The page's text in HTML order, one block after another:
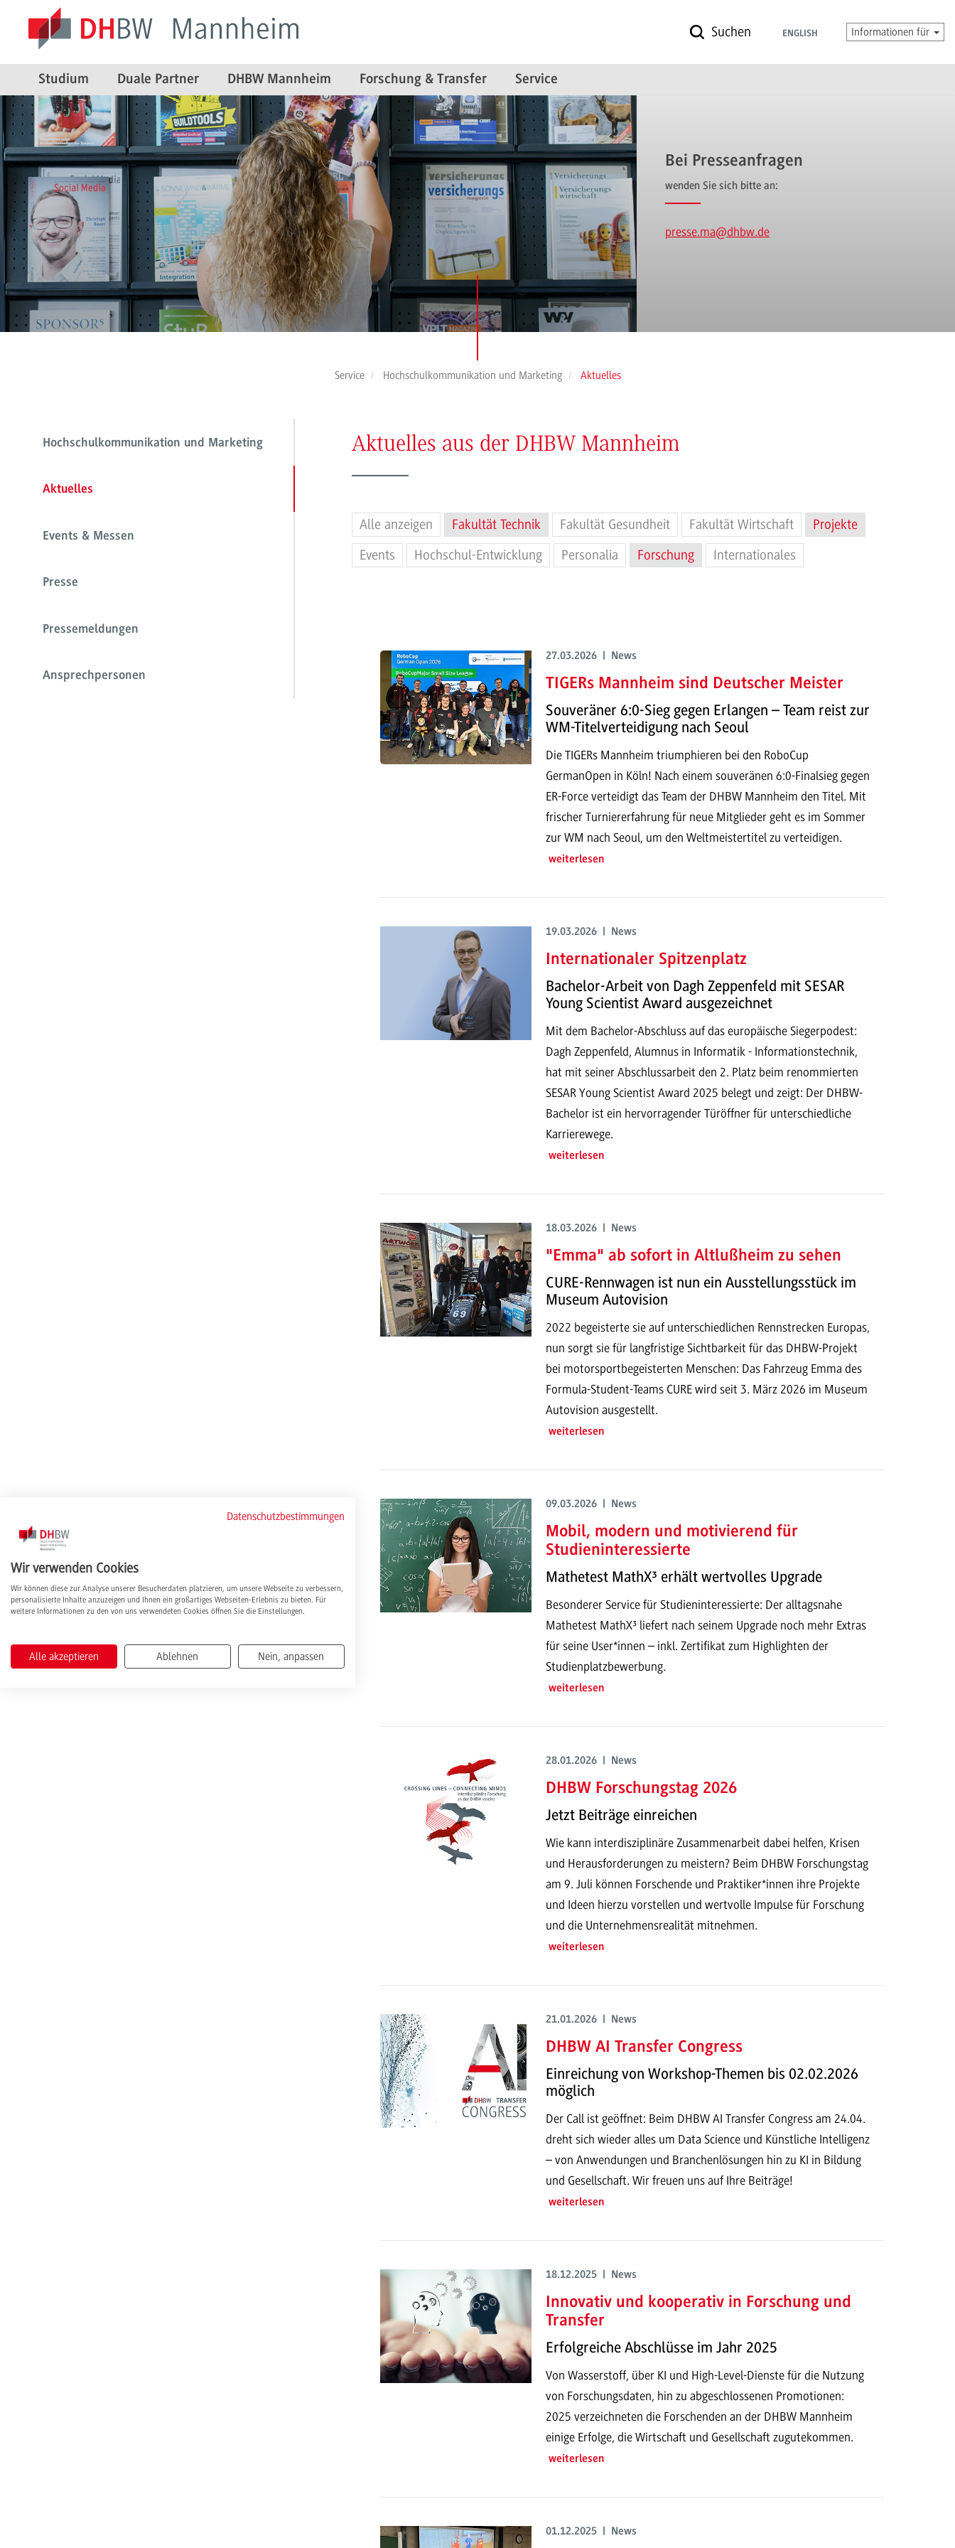
Suchen ENGLISH Informationen für
Studium Duale Partner DHBW Mannheim Forschung & Transfer Service
Bei Presseanfragen
wenden Sie sich bitte an:
presse.ma@dhbw.de
Service Hochschulkommunikation und Marketing Aktuelles
Hochschulkommunikation und Marketing
Aktuelles
Events & Messen
Presse
Pressemeldungen
Ansprechpersonen
Aktuelles aus der DHBW Mannheim
Alle anzeigen Fakultät Technik Fakultät Gesundheit Fakultät Wirtschaft
Projekte
Events
Hochschul-Entwicklung Personalia Forschung Internationales
27.03.2026 | News
TIGERs Mannheim sind Deutscher Meister
Souveräner 6:0-Sieg gegen Erlangen – Team reist zur
WM-Titelverteidigung nach Seoul
Die TIGERs Mannheim triumphieren bei den RoboCup
GermanOpen in Köln! Nach einem souveränen 6:0-Finalsieg gegen
ER-Force verteidigt das Team der DHBW Mannheim den Titel. Mit
frischer Turniererfahrung für neue Mitglieder geht es im Sommer
zur WM nach Seoul, um den Weltmeistertitel zu verteidigen.
weiterlesen
19.03.2026 | News
Internationaler Spitzenplatz
Bachelor-Arbeit von Dagh Zeppenfeld mit SESAR
Young Scientist Award ausgezeichnet
Mit dem Bachelor-Abschluss auf das europäische Siegerpodest:
Dagh Zeppenfeld, Alumnus in Informatik - Informationstechnik,
hat mit seiner Abschlussarbeit den 2. Platz beim renommierten
SESAR Young Scientist Award 2025 belegt und zeigt: Der DHBW-
Bachelor ist ein hervorragender Türöffner für unterschiedliche
Karrierewege.
weiterlesen
18.03.2026 | News
"Emma" ab sofort in Altlußheim zu sehen
CURE-Rennwagen ist nun ein Ausstellungsstück im
Museum Autovision
2022 begeisterte sie auf unterschiedlichen Rennstrecken Europas,
nun sorgt sie für langfristige Sichtbarkeit für das DHBW-Projekt
bei motorsportbegeisterten Menschen: Das Fahrzeug Emma des
Formula-Student-Teams CURE wird seit 3. März 2026 im Museum
Autovision ausgestellt.
weiterlesen
09.03.2026 | News
Mobil, modern und motivierend für
Studieninteressierte
Mathetest MathX³ erhält wertvolles Upgrade
Besonderer Service für Studieninteressierte: Der alltagsnahe
Mathetest MathX³ liefert nach seinem Upgrade noch mehr Extras
für seine User*innen – inkl. Zertifikat zum Highlighten der
Studienplatzbewerbung.
weiterlesen
28.01.2026 | News
DHBW Forschungstag 2026
Jetzt Beiträge einreichen
Wie kann interdisziplinäre Zusammenarbeit dabei helfen, Krisen
und Herausforderungen zu meistern? Beim DHBW Forschungstag
am 9. Juli können Forschende und Praktiker*innen ihre Projekte
und Ideen hierzu vorstellen und wertvolle Impulse für Forschung
und die Unternehmensrealität mitnehmen.
weiterlesen
21.01.2026 | News
DHBW AI Transfer Congress
Einreichung von Workshop-Themen bis 02.02.2026
möglich
Der Call ist geöffnet: Beim DHBW AI Transfer Congress am 24.04.
dreht sich wieder alles um Data Science und Künstliche Intelligenz
– von Anwendungen und Branchenlösungen hin zu KI in Bildung
und Gesellschaft. Wir freuen uns auf Ihre Beiträge!
weiterlesen
18.12.2025 | News
Innovativ und kooperativ in Forschung und
Transfer
Erfolgreiche Abschlüsse im Jahr 2025
Von Wasserstoff, über KI und High-Level-Dienste für die Nutzung
von Forschungsdaten, hin zu abgeschlossenen Promotionen:
2025 verzeichneten die Forschenden an der DHBW Mannheim
einige Erfolge, die Wirtschaft und Gesellschaft zugutekommen.
weiterlesen
01.12.2025 | News
Datenschutzbestimmungen
Wir verwenden Cookies
Wir können diese zur Analyse unserer Besucherdaten platzieren, um unsere Webseite zu verbessern,
personalisierte Inhalte anzuzeigen und Ihnen ein großartiges Webseiten-Erlebnis zu bieten. Für
weitere Informationen zu den von uns verwendeten Cookies öffnen Sie die Einstellungen.
Alle akzeptieren Ablehnen Nein, anpassen